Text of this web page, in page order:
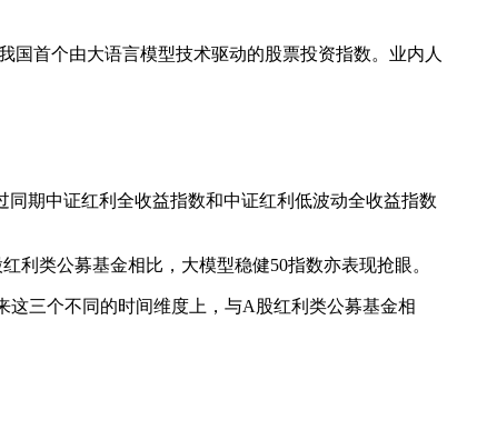
国首个由大语言模型技术驱动的股票投资指数。业内人
同期中证红利全收益指数和中证红利低波动全收益指数
利类公募基金相比，大模型稳健50指数亦表现抢眼。
这三个不同的时间维度上，与A股红利类公募基金相